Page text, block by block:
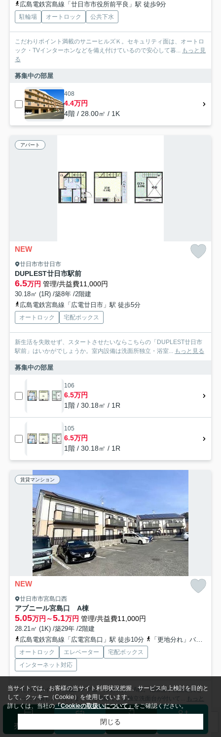
広島電鉄宮島線「廿日市市役所前平良」駅 徒歩9分
駐輪場 オートロック 公共下水
こだわりポイント満載のサニーヒルズＫ。セキュリティ面は、オートロ
ック・TVインターホンなどを備え付けているので安心して暮... もっと見
る
募集中の部屋
408
4.4万円
4階 / 28.00㎡ / 1K
アパート
NEW
廿日市市廿日市
DUPLEST廿日市駅前
6.5万円 管理/共益費11,000円
30.18㎡ (1R) /築8年 /2階建
広島電鉄宮島線「広電廿日市」駅 徒歩5分
オートロック 宅配ボックス
新生活を失敗せず、スタートさせたいならこちらの「DUPLEST廿日市
駅前」はいかがでしょうか。室内設備は洗面所独立・浴室... もっと見る
募集中の部屋
106
6.5万円
1階 / 30.18㎡ / 1R
105
6.5万円
1階 / 30.18㎡ / 1R
賃貸マンション
NEW
廿日市市宮島口西
アブニール宮島口 A棟
5.05万円～5.1万円 管理/共益費11,000円
28.21㎡ (1K) /築29年 /2階建
広島電鉄宮島線「広電宮島口」駅 徒歩10分
「更地分れ」バス停下車 徒歩7分
オートロック エレベーター
宅配ボックス
インターネット対応
こだわりポイント満載のアブニール宮島口 A棟。化粧品や洗面道具と
いった小物もスッキリまとめて収納できる独立洗面台が付いて...
もっと
見る
募集中の部屋
売却査定 ログイン
当サイトでは、お客様の当サイト利用状況把握、サービス向上検討を目的と
して、クッキー（Cookie）を使用しています。
詳しくは、当社の「Cookieの取扱いについて」をご確認ください。
閉じる